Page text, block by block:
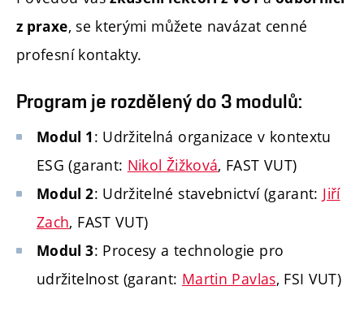
z praxe, se kterými můžete navázat cenné
profesní kontakty.
Program je rozdělený do 3 modulů:
Modul 1: Udržitelná organizace v kontextu
ESG (garant: Nikol Žižková, FAST VUT)
Modul 2: Udržitelné stavebnictví (garant: Jiří
Zach, FAST VUT)
Modul 3: Procesy a technologie pro
udržitelnost (garant: Martin Pavlas, FSI VUT)